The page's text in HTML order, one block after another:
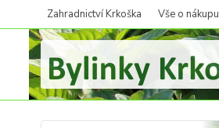
Zahradnictví Krkoška Vše o nákupu